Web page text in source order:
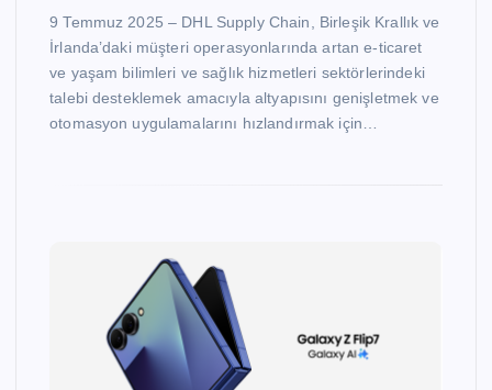
9 Temmuz 2025 – DHL Supply Chain, Birleşik Krallık ve
İrlanda’daki müşteri operasyonlarında artan e-ticaret
ve yaşam bilimleri ve sağlık hizmetleri sektörlerindeki
talebi desteklemek amacıyla altyapısını genişletmek ve
otomasyon uygulamalarını hızlandırmak için…